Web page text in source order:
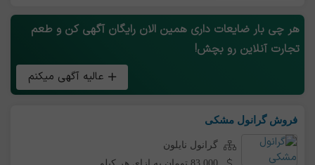
هر چی بار ضایعات داری همین الان رایگان آگهی کن و طعم
تجارت آنلاین رو بچش!
عالیه آگهی میکنم
فروش گرانول مشکی
گرانول نایلون